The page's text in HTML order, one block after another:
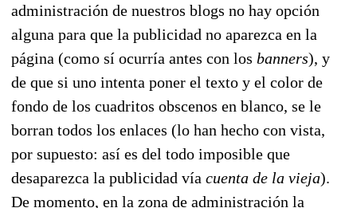
administración de nuestros blogs no hay opción
alguna para que la publicidad no aparezca en la
página (como sí ocurría antes con los banners), y
de que si uno intenta poner el texto y el color de
fondo de los cuadritos obscenos en blanco, se le
borran todos los enlaces (lo han hecho con vista,
por supuesto: así es del todo imposible que
desaparezca la publicidad vía cuenta de la vieja).
De momento, en la zona de administración la